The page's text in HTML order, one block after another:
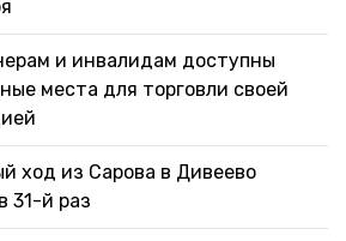
и инвалидам доступны
места для торговли своей
ход из Сарова в Дивеево
31-й раз